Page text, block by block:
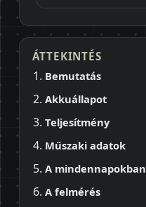
ÁTTEKINTÉS
Bemutatás
Akkuállapot
Teljesítmény
Műszaki adatok
A mindennapokban
A felmérés